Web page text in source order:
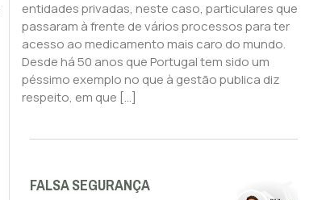
entidades privadas, neste caso, particulares que
passaram à frente de vários processos para ter
acesso ao medicamento mais caro do mundo.
Desde há 50 anos que Portugal tem sido um
péssimo exemplo no que à gestão publica diz
respeito, em que […]
FALSA SEGURANÇA